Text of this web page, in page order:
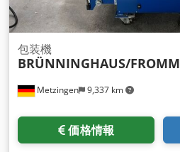
Metzingen 9,337 km
包装機
BRÜNNINGHAUS/FROMM
価格情報